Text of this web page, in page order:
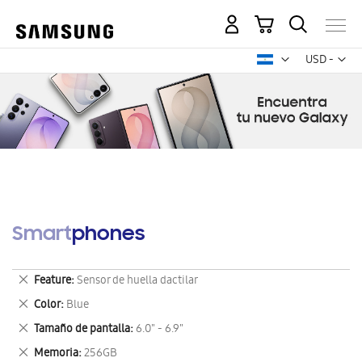
USD -
dólar
Mi carrito
Smartphones
Feature Sensor de huella dactilar
Eliminar
este
artículo
Color Blue
Eliminar
este
artículo
Tamaño de pantalla 6.0" - 6.9"
Eliminar
este
Memoria 256GB
Eliminar